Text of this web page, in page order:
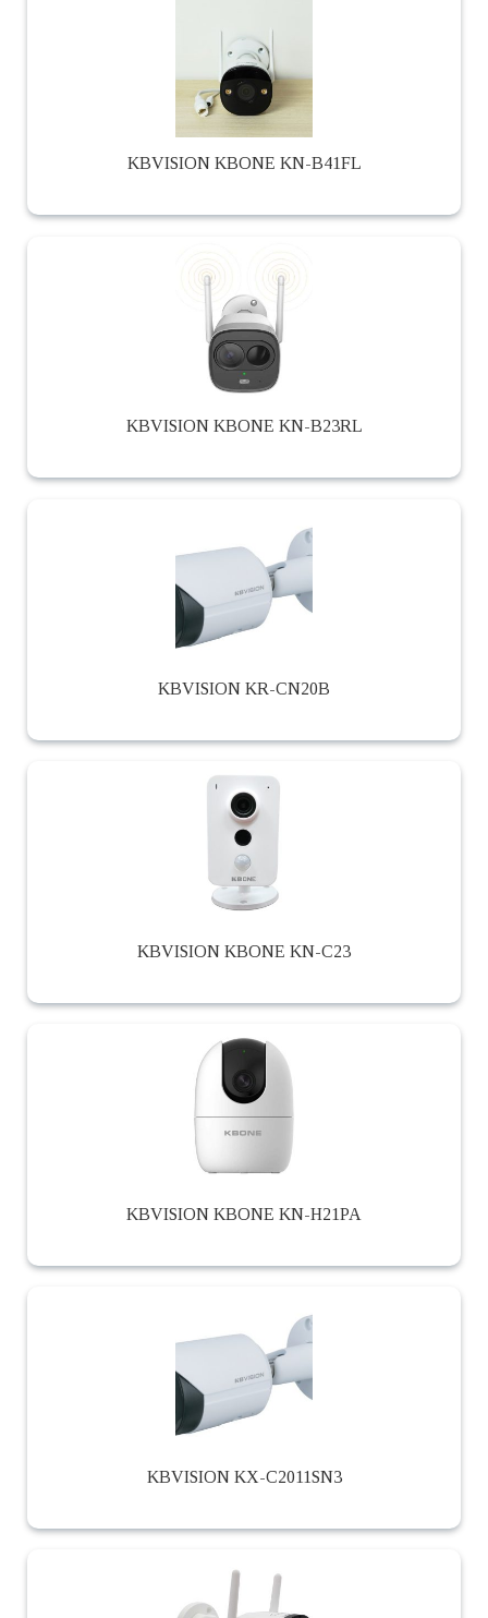
KBVISION KBONE KN-B41FL
KBVISION KBONE KN-B23RL
KBVISION KR-CN20B
KBVISION KBONE KN-C23
KBVISION KBONE KN-H21PA
KBVISION KX-C2011SN3